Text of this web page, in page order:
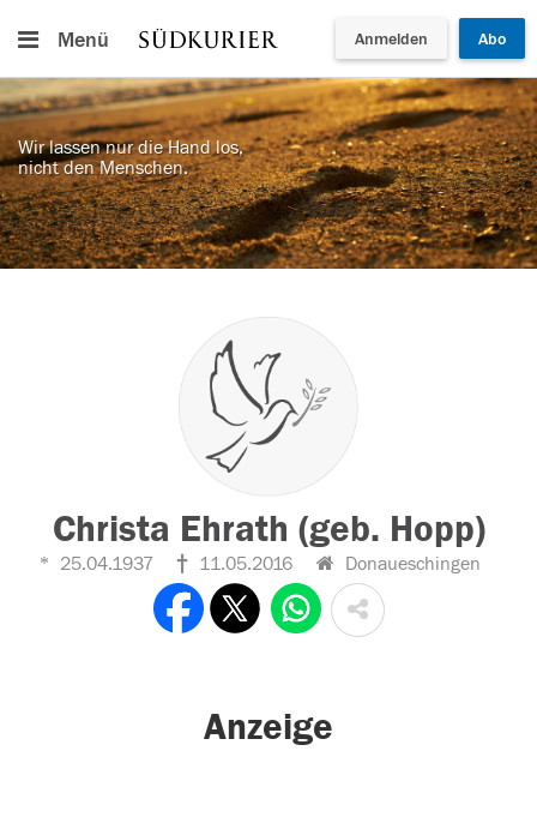
Menü Anmelden Abo
Wir lassen nur die Hand los,
nicht den Menschen.
Christa Ehrath (geb. Hopp)
25.04.1937 11.05.2016 Donaueschingen
Anzeige